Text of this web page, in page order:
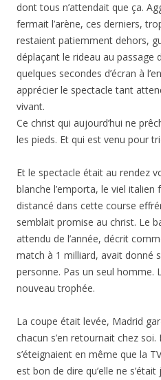
dont tous n’attendait que ça.
fermait l’arène, ces derniers,
restaient patiemment dehors,
déplaçant le rideau au passage
quelques secondes d’écran à
apprécier le spectacle tant
vivant.
Ce christ qui aujourd’hui ne
les pieds. Et qui est venu pour
Et le spectacle était au rendez
blanche l’emporta, le viel
distancé dans cette course
semblait promise au christ. Le
attendu de l’année, décrit
match à 1 milliard, avait donné
personne. Pas un seul homme.
nouveau trophée.
La coupe était levée, Madrid
chacun s’en retournait chez
s’éteignaient en même que la
est bon de dire qu’elle ne